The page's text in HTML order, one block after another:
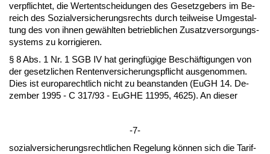
ver­pflich­tet, die Wer­tent­schei­dun­gen des Ge­setz­ge­bers im Be­
reich des So­zi­al­ver­si­che­rungs­rechts durch teil­wei­se Um­ge­stal­
tung des von ih­nen gewähl­ten be­trieb­li­chen Zu­satz­ver­sor­gungs­
sys­tems zu kor­ri­gie­ren.
§ 8 Abs. 1 Nr. 1 SGB IV hat ge­ringfügi­ge Beschäfti­gun­gen von
der ge­setz­li­chen Ren­ten­ver­si­che­rungs­pflicht aus­ge­nom­men.
Dies ist eu­ro­pa­recht­lich nicht zu be­an­stan­den (EuGH 14. De­
zem­ber 1995 - C 317/93 - Eu­GHE 11995, 4625). An die­ser
-7-
so­zi­al­ver­si­che­rungs­recht­li­chen Re­ge­lung können sich die Ta­rif­